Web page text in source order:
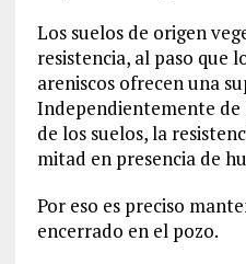
Los suelos de origen
resistencia, al paso que
areniscos ofrecen una
Independientemente
de los suelos, la
mitad en presencia de
Por eso es preciso
encerrado en el pozo.